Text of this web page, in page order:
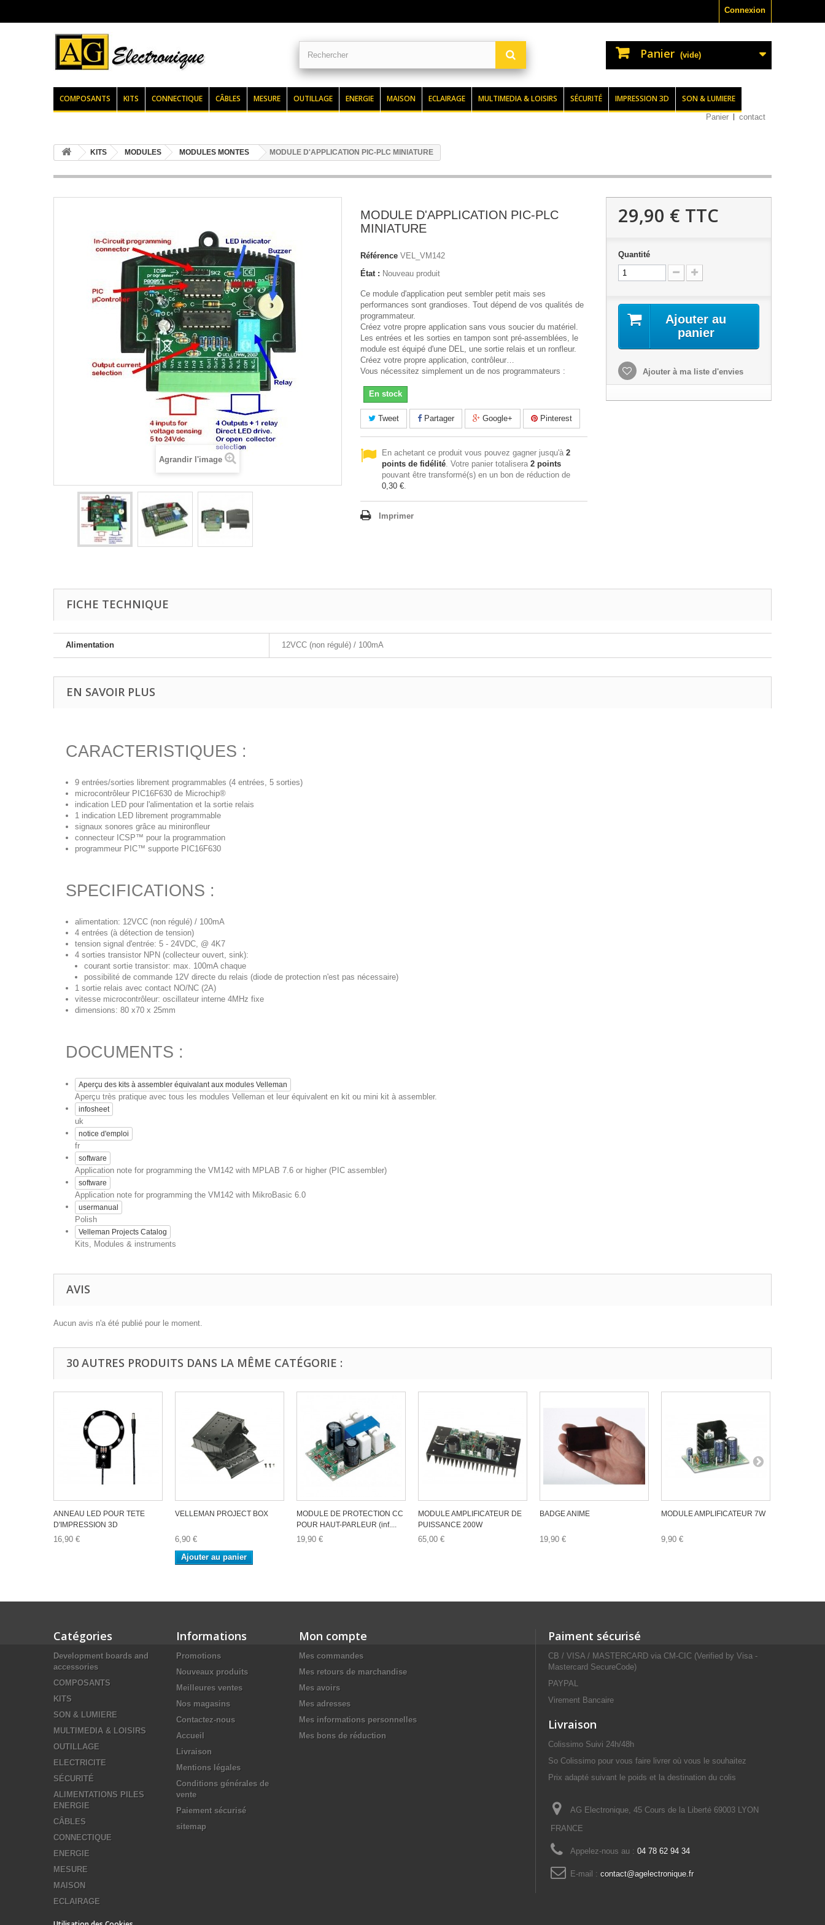
Connexion
Panier (vide)
COMPOSANTS KITS CONNECTIQUE CÂBLES MESURE OUTILLAGE ENERGIE MAISON ECLAIRAGE MULTIMEDIA & LOISIRS SÉCURITÉ IMPRESSION 3D SON & LUMIERE
Panier contact
KITS MODULES MODULES MONTES MODULE D'APPLICATION PIC-PLC MINIATURE
Agrandir l'image
MODULE D'APPLICATION PIC-PLC
MINIATURE
Référence VEL_VM142
État : Nouveau produit
Ce module d'application peut sembler petit mais ses
performances sont grandioses. Tout dépend de vos qualités de
programmateur.
Créez votre propre application sans vous soucier du matériel.
Les entrées et les sorties en tampon sont pré-assemblées, le
module est équipé d'une DEL, une sortie relais et un ronfleur.
Créez votre propre application, contrôleur…
Vous nécessitez simplement un de nos programmateurs :
En stock
Tweet Partager Google+ Pinterest
En achetant ce produit vous pouvez gagner jusqu'à 2
points de fidélité. Votre panier totalisera 2 points
pouvant être transformé(s) en un bon de réduction de
0,30 €.
Imprimer
29,90 € TTC
Quantité
Ajouter au
panier
Ajouter à ma liste d'envies
FICHE TECHNIQUE
Alimentation 12VCC (non régulé) / 100mA
EN SAVOIR PLUS
CARACTERISTIQUES :
9 entrées/sorties librement programmables (4 entrées, 5 sorties)
microcontrôleur PIC16F630 de Microchip®
indication LED pour l'alimentation et la sortie relais
1 indication LED librement programmable
signaux sonores grâce au minironfleur
connecteur ICSP™ pour la programmation
programmeur PIC™ supporte PIC16F630
SPECIFICATIONS :
alimentation: 12VCC (non régulé) / 100mA
4 entrées (à détection de tension)
tension signal d'entrée: 5 - 24VDC, @ 4K7
4 sorties transistor NPN (collecteur ouvert, sink):
courant sortie transistor: max. 100mA chaque
possibilité de commande 12V directe du relais (diode de protection n'est pas nécessaire)
1 sortie relais avec contact NO/NC (2A)
vitesse microcontrôleur: oscillateur interne 4MHz fixe
dimensions: 80 x70 x 25mm
DOCUMENTS :
Aperçu des kits à assembler équivalant aux modules Velleman
Aperçu très pratique avec tous les modules Velleman et leur équivalent en kit ou mini kit à assembler.
infosheet
uk
notice d'emploi
fr
software
Application note for programming the VM142 with MPLAB 7.6 or higher (PIC assembler)
software
Application note for programming the VM142 with MikroBasic 6.0
usermanual
Polish
Velleman Projects Catalog
Kits, Modules & instruments
AVIS
Aucun avis n'a été publié pour le moment.
30 AUTRES PRODUITS DANS LA MÊME CATÉGORIE :
ANNEAU LED POUR TETE
D'IMPRESSION 3D
16,90 €
VELLEMAN PROJECT BOX
6,90 €
Ajouter au panier
MODULE DE PROTECTION CC
POUR HAUT-PARLEUR (inf....
19,90 €
MODULE AMPLIFICATEUR DE
PUISSANCE 200W
65,00 €
BADGE ANIME
19,90 €
MODULE AMPLIFICATEUR 7W
9,90 €
Catégories
Development boards and
accessories
COMPOSANTS
KITS
SON & LUMIERE
MULTIMEDIA & LOISIRS
OUTILLAGE
ELECTRICITE
SÉCURITÉ
ALIMENTATIONS PILES
ENERGIE
CÂBLES
CONNECTIQUE
ENERGIE
MESURE
MAISON
ECLAIRAGE
Informations
Promotions
Nouveaux produits
Meilleures ventes
Nos magasins
Contactez-nous
Accueil
Livraison
Mentions légales
Conditions générales de
vente
Paiement sécurisé
sitemap
Mon compte
Mes commandes
Mes retours de marchandise
Mes avoirs
Mes adresses
Mes informations personnelles
Mes bons de réduction
Paiment sécurisé
CB / VISA / MASTERCARD via CM-CIC (Verified by Visa -
Mastercard SecureCode)
PAYPAL
Virement Bancaire
Livraison
Colissimo Suivi 24h/48h
So Colissimo pour vous faire livrer où vous le souhaitez
Prix adapté suivant le poids et la destination du colis
AG Electronique, 45 Cours de la Liberté 69003 LYON
FRANCE
Appelez-nous au : 04 78 62 94 34
E-mail : contact@agelectronique.fr